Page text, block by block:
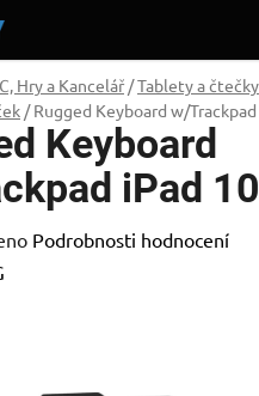
Hry a Kancelář /Tablety a čtečky
/ Rugged Keyboard w/
Keyboard
iPad
Podrobnosti hodnocení